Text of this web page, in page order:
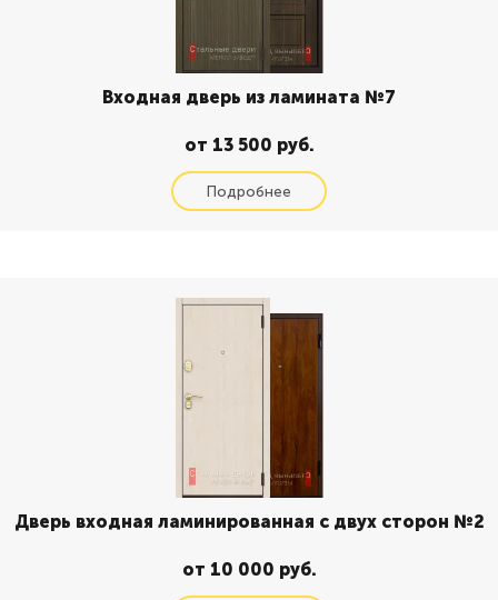
Входная дверь из ламината №7
от 13 500 руб.
Дверь входная ламинированная с двух сторон №2
от 10 000 руб.